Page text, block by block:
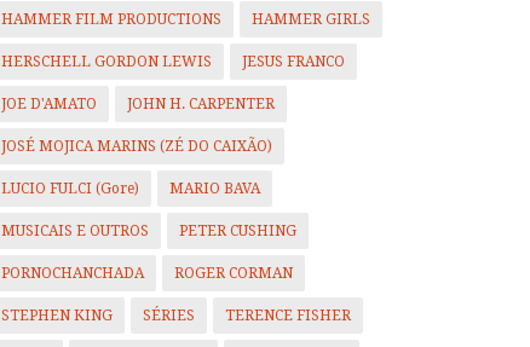
HAMMER FILM PRODUCTIONS HAMMER GIRLS
HERSCHELL GORDON LEWIS JESUS FRANCO
JOE D'AMATO JOHN H. CARPENTER
JOSÉ MOJICA MARINS (ZÉ DO CAIXÃO)
LUCIO FULCI (Gore) MARIO BAVA
MUSICAIS E OUTROS PETER CUSHING
PORNOCHANCHADA ROGER CORMAN
STEPHEN KING SÉRIES TERENCE FISHER